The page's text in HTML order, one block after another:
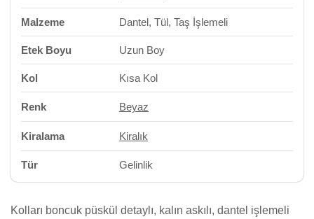
Malzeme Dantel, Tül, Taş İşlemeli
Etek Boyu Uzun Boy
Kol Kısa Kol
Renk Beyaz
Kiralama Kiralık
Tür Gelinlik
Kolları boncuk püskül detaylı, kalın askılı, dantel işlemeli